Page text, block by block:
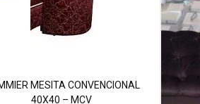
MESITA CONVENCIONAL
40X40 – MCV